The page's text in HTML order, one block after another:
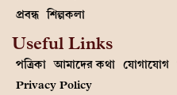
প্রবন্ধ শিল্পকলা
Useful Links
পত্রিকা আমাদের কথা যোগাযোগ
Privacy Policy